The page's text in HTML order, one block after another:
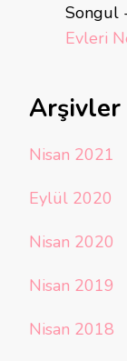
Songul
Evleri
Arşivler
Nisan 2021
Eylül 2020
Nisan 2020
Nisan 2019
Nisan 2018